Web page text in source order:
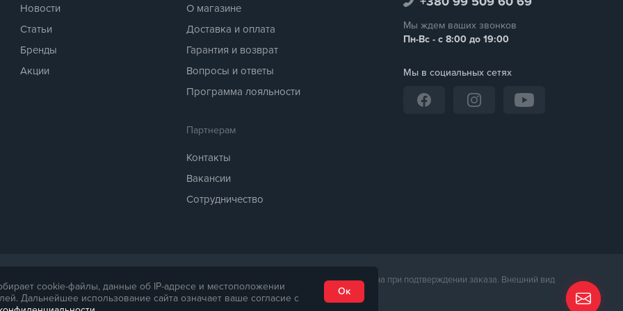
со смартфона в один клик позволяет
местах. Следовательно лица не имеющие
Установлены языковые пакеты:
европейская зарядная станция
Новости
Статьи
Бренды
Акции
О магазине
Доставка и оплата
Гарантия и возврат
Вопросы и ответы
Программа лояльности
Партнерам
Контакты
Вакансии
Сотрудничество
Мы ждем ваших звонков
Пн-Вс - с 8:00 до 19:00
Мы в социальных сетях
для справки. Точная стоимость товара будет названа менеджером магазина при подтверждении заказа. Внешний вид
cookie-файлы, данные об IP-адресе и местоположении
Дальнейшее использование сайта означает ваше согласие с
Ок